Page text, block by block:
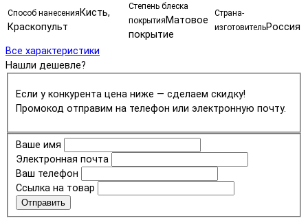
Способ нанесения Кисть,
Краскопульт
Степень блеска
покрытия Матовое
покрытие
Страна-
изготовительРоссия
Все характеристики
Нашли дешевле?
Если у конкурента цена ниже — сделаем скидку!
Промокод отправим на телефон или электронную почту.
Ваше имя
Электронная почта
Ваш телефон
Ссылка на товар
Отправить